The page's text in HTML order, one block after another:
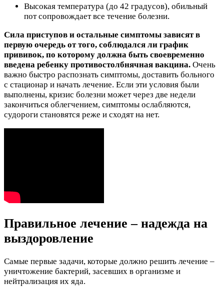
Высокая температура (до 42 градусов), обильный
пот сопровождает все течение болезни.
Сила приступов и остальные симптомы зависят в
первую очередь от того, соблюдался ли график
прививок, по которому должна быть своевременно
введена ребенку противостолбнячная вакцина. Очень
важно быстро распознать симптомы, доставить больного
с стационар и начать лечение. Если эти условия были
выполнены, кризис болезни может через две недели
закончиться облегчением, симптомы ослабляются,
судороги становятся реже и сходят на нет.
Правильное лечение – надежда на
выздоровление
Самые первые задачи, которые должно решить лечение –
уничтожение бактерий, засевших в организме и
нейтрализация их яда.